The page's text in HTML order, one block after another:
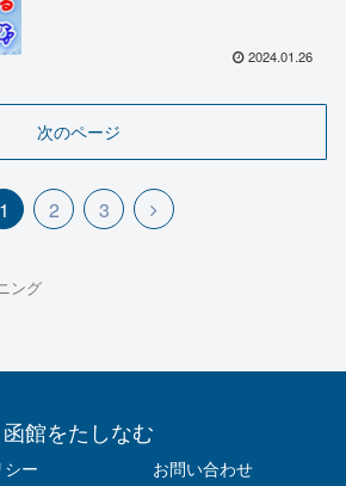
2024.01.26
次のページ
1 2 3
ング
函館をたしなむ
ー お問い合わせ